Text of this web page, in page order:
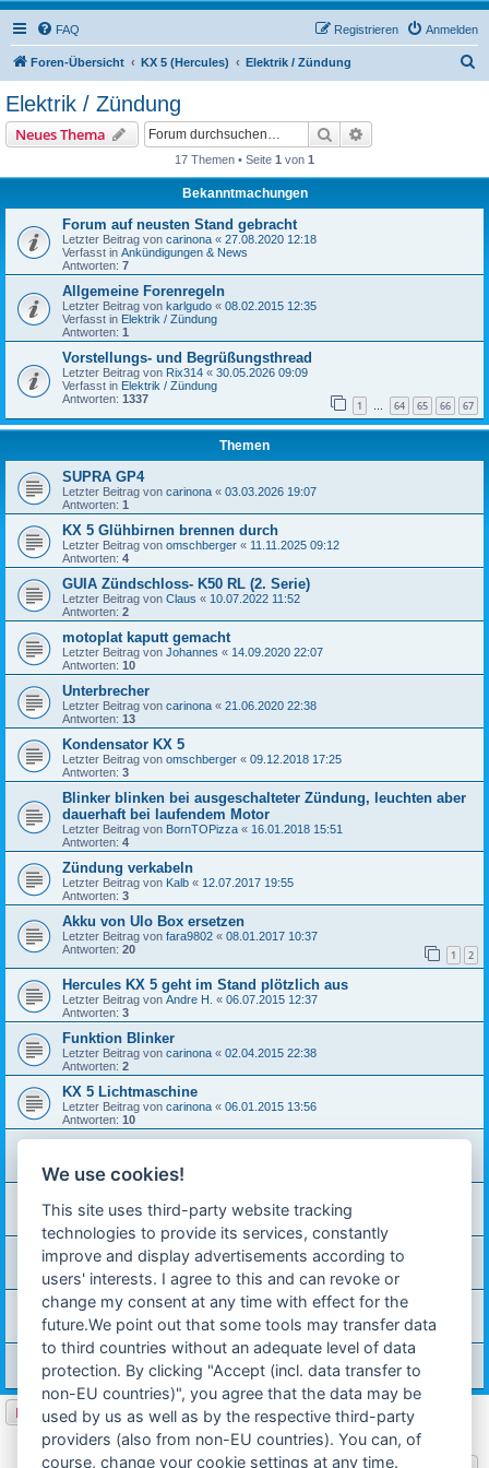
FAQ Anmelden
Registrieren
Foren-Übersicht KX 5 (Hercules) Elektrik / Zündung
Elektrik / Zündung
Neues Thema Suche
17 Themen • Seite 1 von 1
Bekanntmachungen
Forum auf neusten Stand gebracht
Letzter Beitrag von carinona « 27.08.2020 12:18
Verfasst in Ankündigungen & News
Antworten: 7
Allgemeine Forenregeln
Letzter Beitrag von karlgudo « 08.02.2015 12:35
Verfasst in Elektrik / Zündung
Antworten: 1
Vorstellungs- und Begrüßungsthread
Letzter Beitrag von Rix314 « 30.05.2026 09:09
Verfasst in Elektrik / Zündung
Antworten: 1337 1 … 64 65 66 67
Themen
SUPRA GP4
Letzter Beitrag von carinona « 03.03.2026 19:07
Antworten: 1
KX 5 Glühbirnen brennen durch
Letzter Beitrag von omschberger « 11.11.2025 09:12
Antworten: 4
GUIA Zündschloss- K50 RL (2. Serie)
Letzter Beitrag von Claus « 10.07.2022 11:52
Antworten: 2
motoplat kaputt gemacht
Letzter Beitrag von Johannes « 14.09.2020 22:07
Antworten: 10
Unterbrecher
Letzter Beitrag von carinona « 21.06.2020 22:38
Antworten: 13
Kondensator KX 5
Letzter Beitrag von omschberger « 09.12.2018 17:25
Antworten: 3
Blinker blinken bei ausgeschalteter Zündung, leuchten aber
dauerhaft bei laufendem Motor
Letzter Beitrag von BornTOPizza « 16.01.2018 15:51
Antworten: 4
Zündung verkabeln
Letzter Beitrag von Kalb « 12.07.2017 19:55
Antworten: 3
Akku von Ulo Box ersetzen
Letzter Beitrag von fara9802 « 08.01.2017 10:37
Antworten: 20 1 2
Hercules KX 5 geht im Stand plötzlich aus
Letzter Beitrag von Andre H. « 06.07.2015 12:37
Antworten: 3
Funktion Blinker
Letzter Beitrag von carinona « 02.04.2015 22:38
Antworten: 2
KX 5 Lichtmaschine
Letzter Beitrag von carinona « 06.01.2015 13:56
Antworten: 10
Antworten:1
Letzter Beitrag voncarinona «07.09.2014 20:04
Antworten:
Lichtanlage KX5 sehr dunkel
Letzter Beitrag von Ich_bins
Antworten:2
Kx-5 Zündung?
Letzter Beitrag von technik-ostfriese «08.06.2012 15:10
Antworten:2
Zündung KX5
Letzter Beitrag vonkx5_tobi «18.05.2012 19:21
Neues Thema
17 Themen • Seite von
We use cookies!
This site uses third-party website tracking
technologies to provide its services, constantly
improve and display advertisements according to
users' interests. I agree to this and can revoke or
change my consent at any time with effect for the
future.We point out that some tools may transfer data
to third countries without an adequate level of data
protection. By clicking "Accept (incl. data transfer to
non-EU countries)", you agree that the data may be
used by us as well as by the respective third-party
providers (also from non-EU countries). You can, of
course, change your cookie settings at any time.